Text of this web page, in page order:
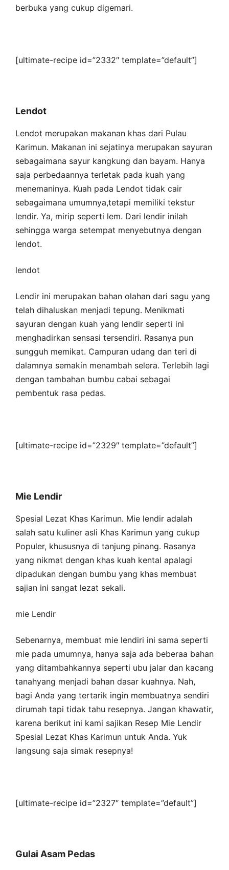
berbuka yang cukup digemari.
[ultimate-recipe id=”2332″ template=”default”]
Lendot
Lendot merupakan makanan khas dari Pulau
Karimun. Makanan ini sejatinya merupakan sayuran
sebagaimana sayur kangkung dan bayam. Hanya
saja perbedaannya terletak pada kuah yang
menemaninya. Kuah pada Lendot tidak cair
sebagaimana umumnya,tetapi memiliki tekstur
lendir. Ya, mirip seperti lem. Dari lendir inilah
sehingga warga setempat menyebutnya dengan
lendot.
lendot
Lendir ini merupakan bahan olahan dari sagu yang
telah dihaluskan menjadi tepung. Menikmati
sayuran dengan kuah yang lendir seperti ini
menghadirkan sensasi tersendiri. Rasanya pun
sungguh memikat. Campuran udang dan teri di
dalamnya semakin menambah selera. Terlebih lagi
dengan tambahan bumbu cabai sebagai
pembentuk rasa pedas.
[ultimate-recipe id=”2329″ template=”default”]
Mie Lendir
Spesial Lezat Khas Karimun. Mie lendir adalah
salah satu kuliner asli Khas Karimun yang cukup
Populer, khususnya di tanjung pinang. Rasanya
yang nikmat dengan khas kuah kental apalagi
dipadukan dengan bumbu yang khas membuat
sajian ini sangat lezat sekali.
mie Lendir
Sebenarnya, membuat mie lendiri ini sama seperti
mie pada umumnya, hanya saja ada beberaa bahan
yang ditambahkannya seperti ubu jalar dan kacang
tanahyang menjadi bahan dasar kuahnya. Nah,
bagi Anda yang tertarik ingin membuatnya sendiri
dirumah tapi tidak tahu resepnya. Jangan khawatir,
karena berikut ini kami sajikan Resep Mie Lendir
Spesial Lezat Khas Karimun untuk Anda. Yuk
langsung saja simak resepnya!
[ultimate-recipe id=”2327″ template=”default”]
Gulai Asam Pedas